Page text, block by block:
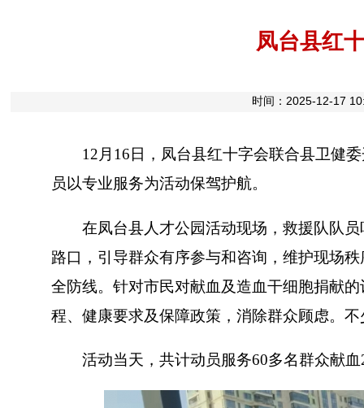
凤台县红
时间：2025-12-17
12月16日，凤台县红十字会联合县卫健委
员以专业服务为活动保驾护航。
在凤台县人才公园活动现场，救援队队员
路口，引导群众有序参与和咨询，维护现场
全防线。针对市民对献血及造血干细胞捐献
程、健康要求及保障政策，消除群众顾虑。
活动当天，共计动员服务60多名群众献血